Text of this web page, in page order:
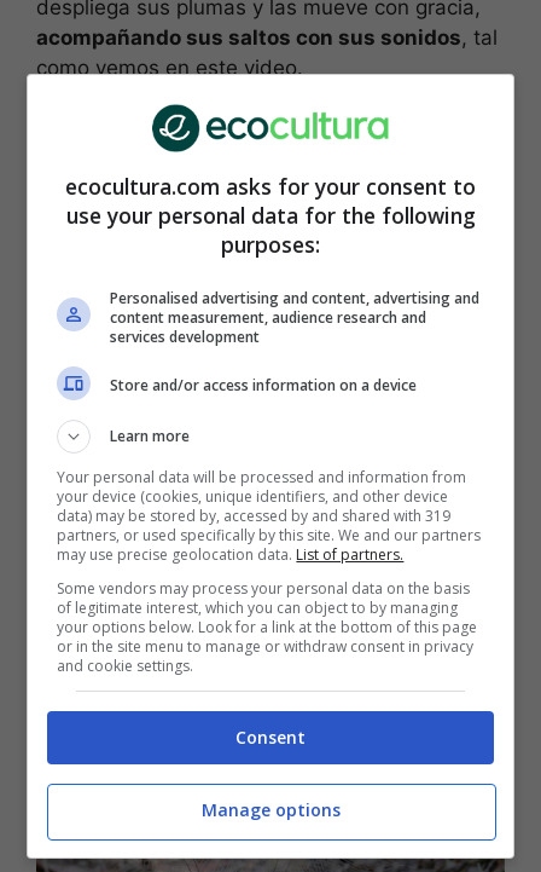
despliega sus plumas y las mueve con gracia,
acompañando sus saltos con sus sonidos, tal
como vemos en este video.
Su dominio en la producción de sonidos deja al
loro como un simple parlanchín al lado de su
talento. No viven en los mismos hábitats, pero,
sin duda,en un duelo de cantos el loro se iría
humillado
Sus habilidades le dieron popularidad mundial,
aunquesolo habitan en los bosques del
sudeste deAustralia
los íconos de este país.
ecocultura.com asks for your consent to
use your personal data for the following
purposes:
Personalised advertising and content, advertising and
content measurement, audience research and
services development
Store and/or access information on a device
Learn more
Your personal data will be processed and information from
your device (cookies, unique identifiers, and other device
data) may be stored by, accessed by and shared with 319
partners, or used specifically by this site. We and our partners
may use precise geolocation data. List of partners.
Some vendors may process your personal data on the basis
of legitimate interest, which you can object to by managing
your options below. Look for a link at the bottom of this page
or in the site menu to manage or withdraw consent in privacy
and cookie settings.
Consent
Manage options